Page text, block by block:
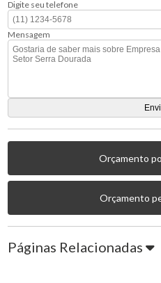
Digite seu telefone
Mensagem
Orçamento
Orçamento
Páginas Relacionadas